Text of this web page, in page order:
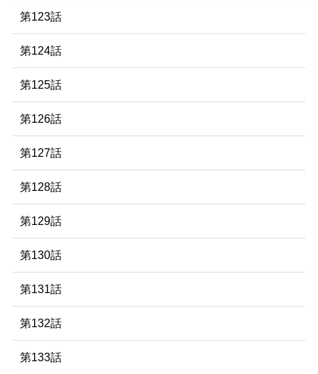
第123話
第124話
第125話
第126話
第127話
第128話
第129話
第130話
第131話
第132話
第133話